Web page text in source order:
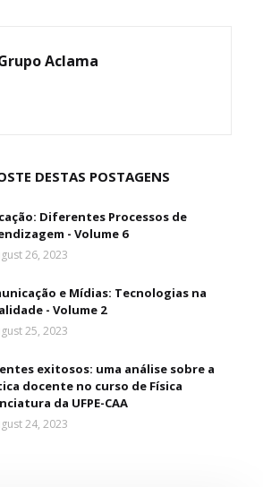
Aclama
DESTAS POSTAGENS
Diferentes Processos de
- Volume 6
26, 2023
e Mídias: Tecnologias na
- Volume 2
25, 2023
exitosos: uma análise sobre a
docente no curso de Física
da UFPE-CAA
24, 2023